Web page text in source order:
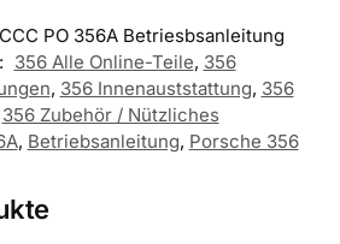
CCC PO 356A Betriesbsanleitung
356 Alle Online-Teile, 356
, 356 Innenauststattung, 356
356 Zubehör / Nützliches
, Betriebsanleitung, Porsche 356